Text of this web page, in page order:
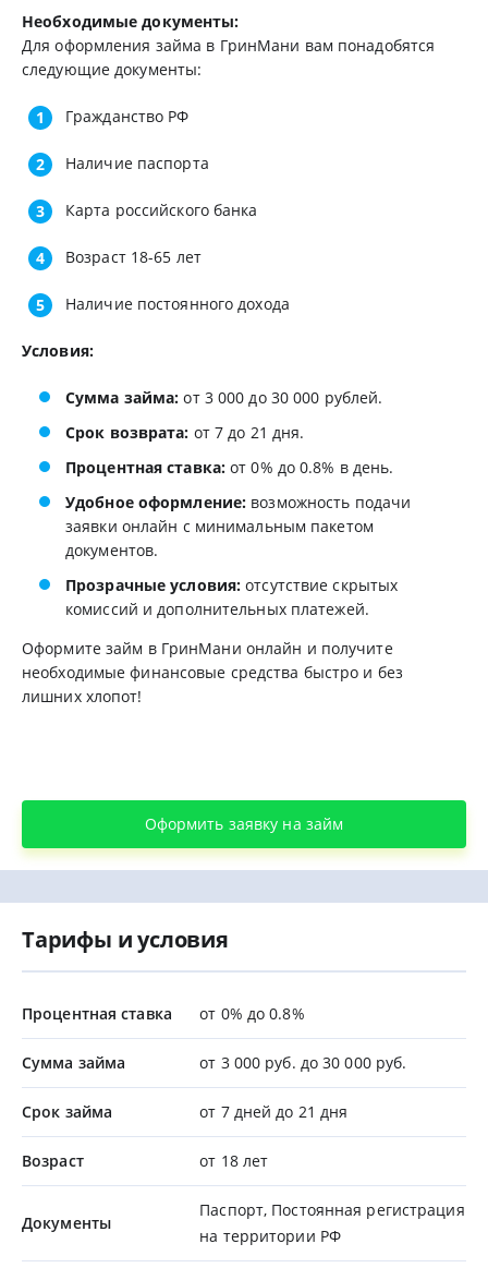
Необходимые документы:
Для оформления займа в ГринМани вам понадобятся
следующие документы:
Гражданство РФ
Наличие паспорта
Карта российского банка
Возраст 18-65 лет
Наличие постоянного дохода
Условия:
Сумма займа: от 3 000 до 30 000 рублей.
Срок возврата: от 7 до 21 дня.
Процентная ставка: от 0% до 0.8% в день.
Удобное оформление: возможность подачи
заявки онлайн с минимальным пакетом
документов.
Прозрачные условия: отсутствие скрытых
комиссий и дополнительных платежей.
Оформите займ в ГринМани онлайн и получите
необходимые финансовые средства быстро и без
лишних хлопот!
Оформить заявку на займ
Тарифы и условия
Процентная ставка от 0% до 0.8%
Сумма займа от 3 000 руб. до 30 000 руб.
Срок займа от 7 дней до 21 дня
Возраст от 18 лет
Документы
Паспорт, Постоянная регистрация
на территории РФ